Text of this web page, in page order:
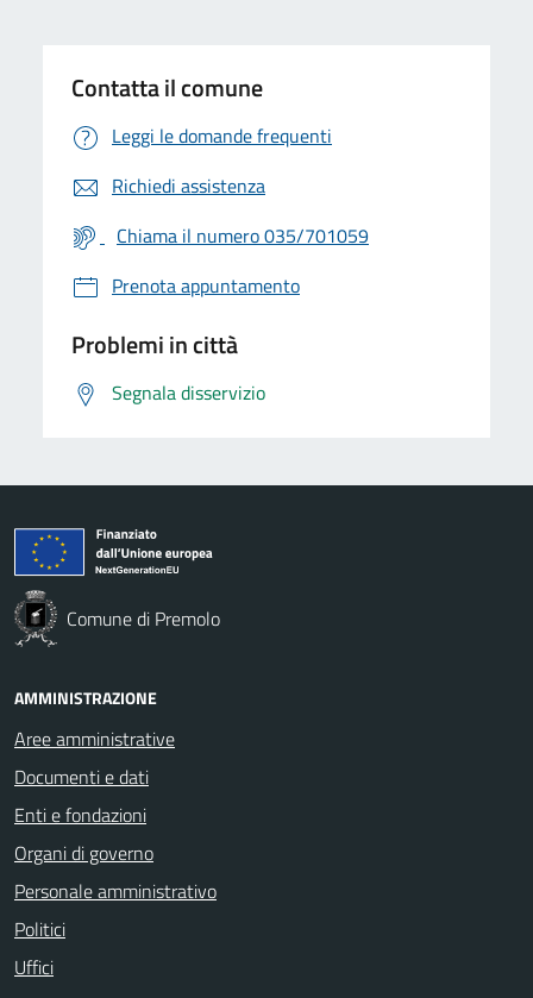
Contatta il comune
Leggi le domande frequenti
Richiedi assistenza
Chiama il numero 035/701059
Prenota appuntamento
Problemi in città
Segnala disservizio
Comune di Premolo
AMMINISTRAZIONE
Aree amministrative
Documenti e dati
Enti e fondazioni
Organi di governo
Personale amministrativo
Politici
Uffici